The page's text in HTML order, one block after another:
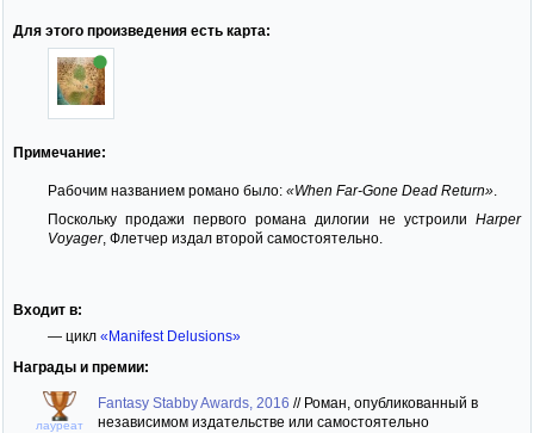
Для этого произведения есть карта:
Примечание:
Рабочим названием романо было: «When Far-Gone Dead Return».
Поскольку продажи первого романа дилогии не устроили Harper
Voyager, Флетчер издал второй самостоятельно.
Входит в:
— цикл «Manifest Delusions»
Награды и премии:
лауреат
Fantasy Stabby Awards, 2016 // Роман, опубликованный в
независимом издательстве или самостоятельно